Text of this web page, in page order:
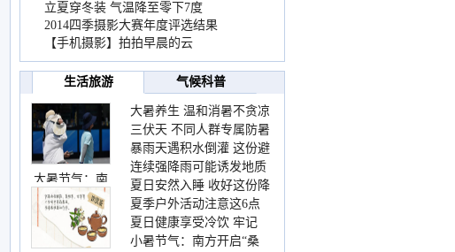
立夏穿冬装 气温降至零下7度
2014四季摄影大赛年度评选结果
【手机摄影】拍拍早晨的云
生活旅游 气候科普
大暑节气：南
大暑养生 温和消暑不贪凉
三伏天 不同人群专属防暑
要点请收好
暴雨天遇积水倒灌 这份避
险提示请收好
连续强降雨可能诱发地质
灾害 这些前兆要知道
夏日安然入睡 收好这份降
温小贴士
夏季户外活动注意这6点
防暑健身两不误
夏日健康享受冷饮 牢记
“两注意一控制”
小暑节气：南方开启“桑